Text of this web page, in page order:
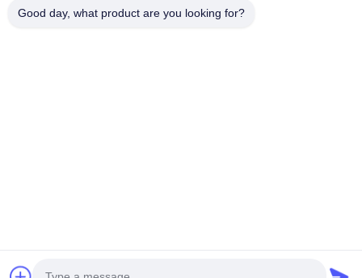
Tur Pabrik
©2020- ZHANGJIAGANG HUA DONG ENERGY TECHNOLOGY CO.,LTD.
Good day, what product are you looking for?